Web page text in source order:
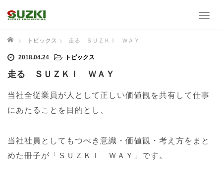
T
a
a
t
ホーム トピックス 走る ＳＵＺＫＩ ＷＡＹ
2018.04.24 トピックス
走る ＳＵＺＫＩ ＷＡＹ
当社全従業員が人として正しい価値観を共有して仕事
にあたることを目的とし、
当社社員としてもつべき意識・価値観・考え方をまと
めた冊子が「ＳＵＺＫＩ ＷＡＹ」です。